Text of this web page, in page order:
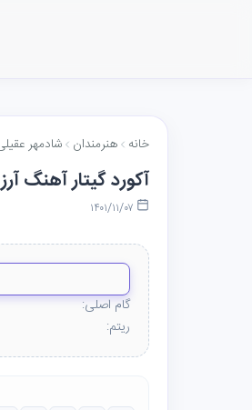
خانه هنرمندان شادمهر
آکورد گیتار آهنگ
گام اصلی:
ریتم: